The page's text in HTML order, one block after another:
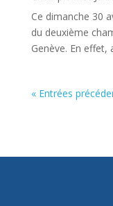
Ce dimanche 30
du deuxième
Genève. En effet,
« Entrées